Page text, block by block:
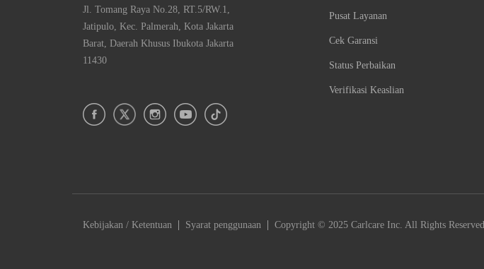
Jl. Tomang Raya No.28, RT.5/RW.1,
Jatipulo, Kec. Palmerah, Kota Jakarta
Barat, Daerah Khusus Ibukota Jakarta
11430
Pusat Layanan
Cek Garansi
Status Perbaikan
Verifikasi Keaslian
Kebijakan / Ketentuan | Syarat penggunaan | Copyright © 2025 Carlcare Inc. All Rights Reserved.